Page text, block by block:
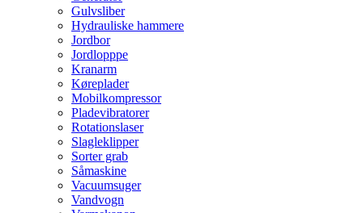
Gulvsliber
Hydrauliske hammere
Jordbor
Jordlopppe
Kranarm
Køreplader
Mobilkompressor
Pladevibratorer
Rotationslaser
Slagleklipper
Sorter grab
Såmaskine
Vacuumsuger
Vandvogn